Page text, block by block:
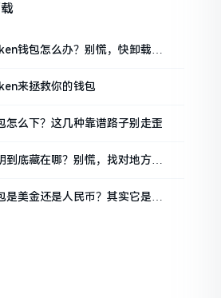
钱包怎么办？别慌，快卸载，
来拯救你的钱包
么下？这几种靠谱路子别走歪
底藏在哪？别慌，找对地方才
美金还是人民币？其实它是个